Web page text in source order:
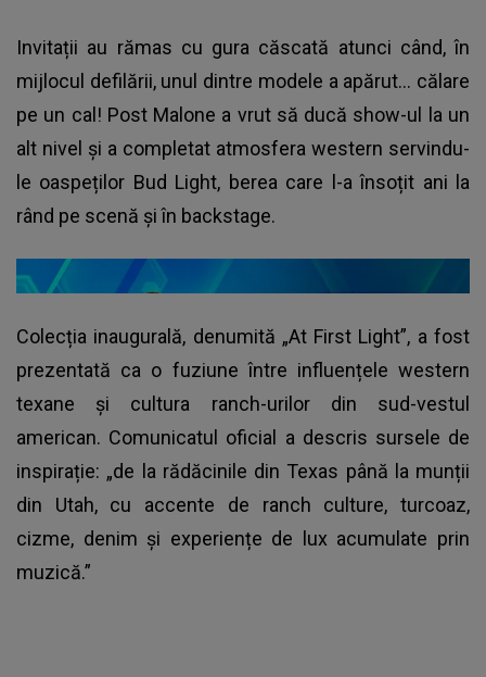
Invitații au rămas cu gura căscată atunci când, în
mijlocul defilării, unul dintre modele a apărut… călare
pe un cal! Post Malone a vrut să ducă show-ul la un
alt nivel și a completat atmosfera western servindu-
le oaspeților Bud Light, berea care l-a însoțit ani la
rând pe scenă și în backstage.
Colecția inaugurală, denumită „At First Light”, a fost
prezentată ca o fuziune între influențele western
texane și cultura ranch-urilor din sud-vestul
american. Comunicatul oficial a descris sursele de
inspirație: „de la rădăcinile din Texas până la munții
din Utah, cu accente de ranch culture, turcoaz,
cizme, denim și experiențe de lux acumulate prin
muzică.”